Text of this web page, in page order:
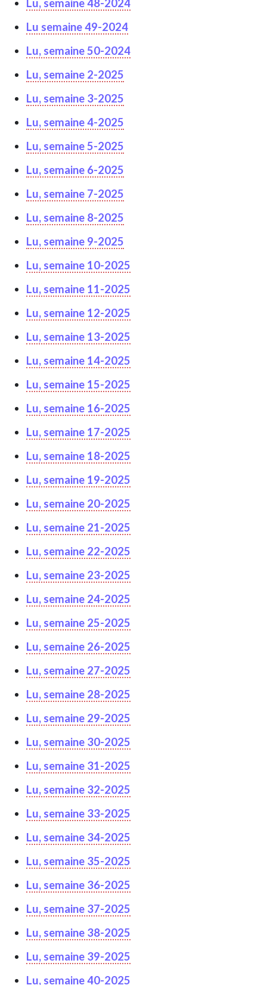
Lu, semaine 48-2024
Lu semaine 49-2024
Lu, semaine 50-2024
Lu, semaine 2-2025
Lu, semaine 3-2025
Lu, semaine 4-2025
Lu, semaine 5-2025
Lu, semaine 6-2025
Lu, semaine 7-2025
Lu, semaine 8-2025
Lu, semaine 9-2025
Lu, semaine 10-2025
Lu, semaine 11-2025
Lu, semaine 12-2025
Lu, semaine 13-2025
Lu, semaine 14-2025
Lu, semaine 15-2025
Lu, semaine 16-2025
Lu, semaine 17-2025
Lu, semaine 18-2025
Lu, semaine 19-2025
Lu, semaine 20-2025
Lu, semaine 21-2025
Lu, semaine 22-2025
Lu, semaine 23-2025
Lu, semaine 24-2025
Lu, semaine 25-2025
Lu, semaine 26-2025
Lu, semaine 27-2025
Lu, semaine 28-2025
Lu, semaine 29-2025
Lu, semaine 30-2025
Lu, semaine 31-2025
Lu, semaine 32-2025
Lu, semaine 33-2025
Lu, semaine 34-2025
Lu, semaine 35-2025
Lu, semaine 36-2025
Lu, semaine 37-2025
Lu, semaine 38-2025
Lu, semaine 39-2025
Lu, semaine 40-2025